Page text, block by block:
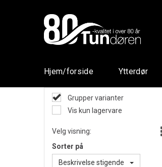
Hjem/forside Ytterdør
Grupper varianter
Vis kun lagervare
Velg visning:
Sorter på
Beskrivelse stigende